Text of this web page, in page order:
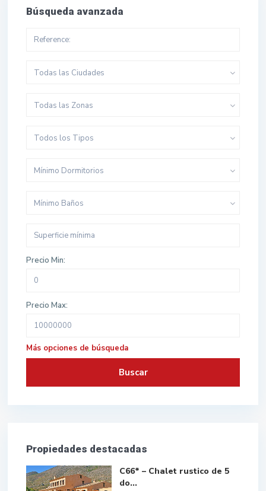
Búsqueda avanzada
Todas las Ciudades
Todas las Zonas
Todos los Tipos
Mínimo Dormitorios
Mínimo Baños
Precio Min:
Precio Max:
Más opciones de búsqueda
Buscar
Propiedades destacadas
C66* – Chalet rustico de 5
do...